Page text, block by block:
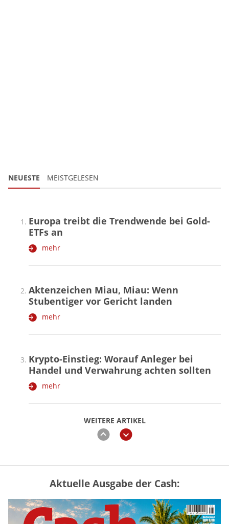
NEUESTE MEISTGELESEN
WEITERE ARTIKEL
zurückweiter
Europa treibt die Trendwende bei Gold-
ETFs an
mehr
Aktenzeichen Miau, Miau: Wenn
Stubentiger vor Gericht landen
mehr
Krypto-Einstieg: Worauf Anleger bei
Handel und Verwahrung achten sollten
mehr
Vermieter-Zutritt: Wann Mieter
die Wohnung öffnen müssen
mehr
Aktuelle Ausgabe der Cash: